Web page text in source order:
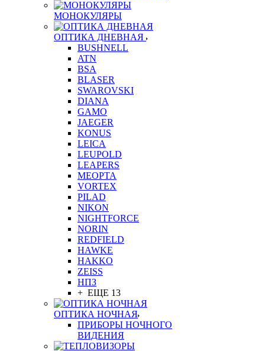
МОНОКУЛЯРЫ
ОПТИКА ДНЕВНАЯ
BUSHNELL
ATN
BSA
BLASER
SWAROVSKI
DIANA
GAMO
JAEGER
KONUS
LEICA
LEUPOLD
LEAPERS
MEOPTA
VORTEX
PILAD
NIKON
NIGHTFORCE
NORIN
REDFIELD
HAWKE
HAKKO
ZEISS
НПЗ
+ ЕЩЕ 13
ОПТИКА НОЧНАЯ
ПРИБОРЫ НОЧНОГО
ВИДЕНИЯ